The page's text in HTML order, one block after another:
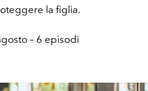
la figlia.
– 6 episodi